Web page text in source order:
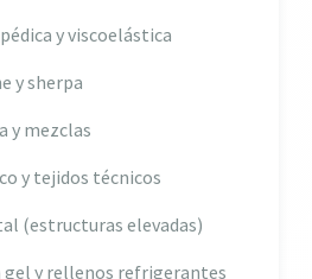
y viscoelástica
y sherpa
y mezclas
y tejidos técnicos
(estructuras elevadas)
gel y rellenos refrigerantes